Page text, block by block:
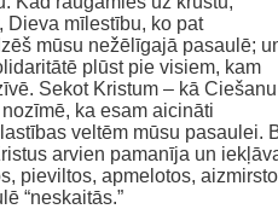
Dieva mīlestību, ko pat
mūsu nežēlīgajā pasaulē;
plūst pie visiem, kam
Sekot Kristum – kā Ciešanu
ka esam aicināti
veltēm mūsu pasaulei.
arvien pamanīja un
pieviltos, apmelotos,
“neskaitās.”